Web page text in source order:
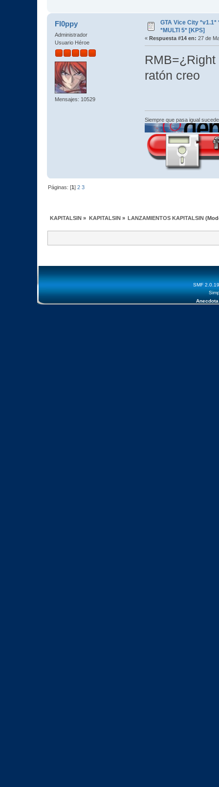
Fl0ppy
Administrador
Usuario Héroe
Mensajes: 10529
GTA Vice City *v1.1*
*MULTI 5* [KPS]
« Respuesta #14 en: 27 de
ratón creo
Siempre que pasa igual
Páginas: [1]2 3
KAPITALSIN » KAPITALSIN» LANZAMIENTOS KAPITALSIN
SMF 2.0.19
Anecdota